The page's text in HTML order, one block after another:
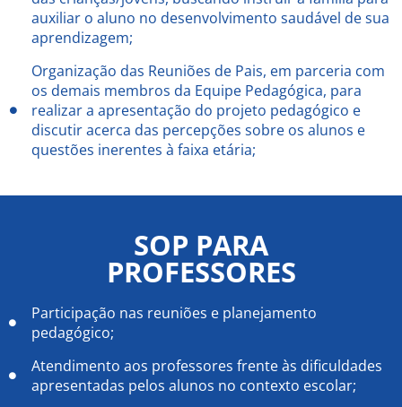
auxiliar o aluno no desenvolvimento saudável de sua
aprendizagem;
Organização das Reuniões de Pais, em parceria com
os demais membros da Equipe Pedagógica, para
realizar a apresentação do projeto pedagógico e
discutir acerca das percepções sobre os alunos e
questões inerentes à faixa etária;
SOP PARA
PROFESSORES
Participação nas reuniões e planejamento
pedagógico;
Atendimento aos professores frente às dificuldades
apresentadas pelos alunos no contexto escolar;